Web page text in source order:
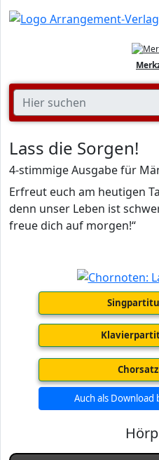
Lass die Sorgen!
4-stimmige Ausgabe für
Erfreut euch am heutigen
denn unser Leben ist
freue dich auf morgen!“
Auch als